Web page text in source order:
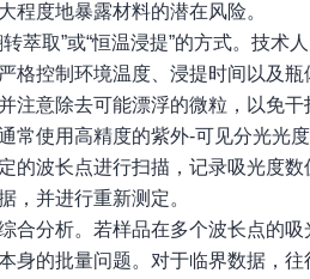
程度地暴露材料的潜在风险。
萃取”或“恒温浸提”的方式。技术
格控制环境温度、浸提时间以及
意除去可能漂浮的微粒，以免干
使用高精度的紫外-可见分光光
的波长点进行扫描，记录吸光度
，并进行重新测定。
合分析。若样品在多个波长点的
的批量问题。对于临界数据，往